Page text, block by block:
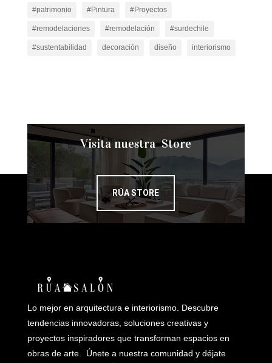
#patrimonio #Pintura #Proyectos
#remodelaciones #remodelación #surdechile
#sustentabilidad decoración diseño interiorismo
Visita nuestra Store
RÚA STORE
Lo mejor en arquitectura e interiorismo. Descubre
tendencias innovadoras, soluciones creativas y
proyectos inspiradores que transforman espacios en
obras de arte. Únete a nuestra comunidad y déjate